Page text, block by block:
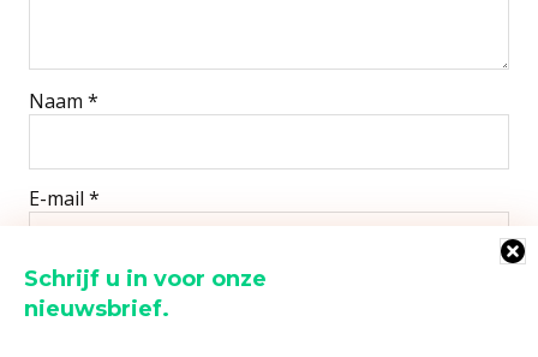
Schrijf u in voor onze
nieuwsbrief.
Naam *
E-mail*
Site